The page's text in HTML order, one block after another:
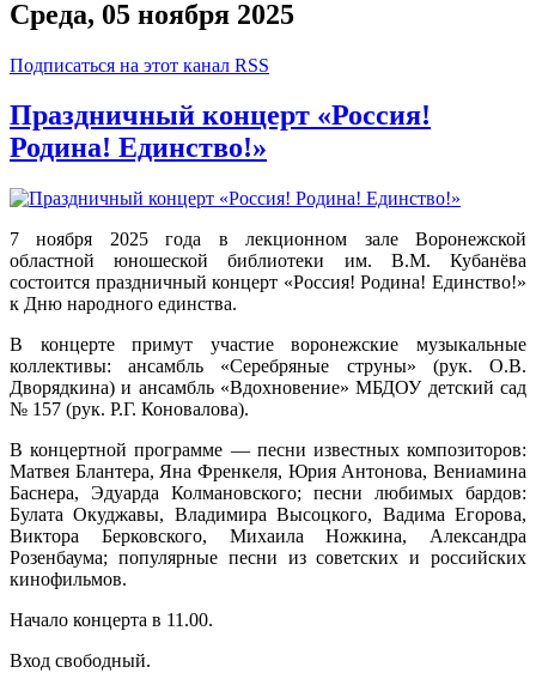
Среда, 05 ноября 2025
Подписаться на этот канал RSS
Праздничный концерт «Россия!
Родина! Единство!»
7 ноября 2025 года в лекционном зале Воронежской
областной юношеской библиотеки им. В.М. Кубанёва
состоится праздничный концерт «Россия! Родина! Единство!»
к Дню народного единства.
В концерте примут участие воронежские музыкальные
коллективы: ансамбль «Серебряные струны» (рук. О.В.
Дворядкина) и ансамбль «Вдохновение» МБДОУ детский сад
№ 157 (рук. Р.Г. Коновалова).
В концертной программе — песни известных композиторов:
Матвея Блантера, Яна Френкеля, Юрия Антонова, Вениамина
Баснера, Эдуарда Колмановского; песни любимых бардов:
Булата Окуджавы, Владимира Высоцкого, Вадима Егорова,
Виктора Берковского, Михаила Ножкина, Александра
Розенбаума; популярные песни из советских и российских
кинофильмов.
Начало концерта в 11.00.
Вход свободный.